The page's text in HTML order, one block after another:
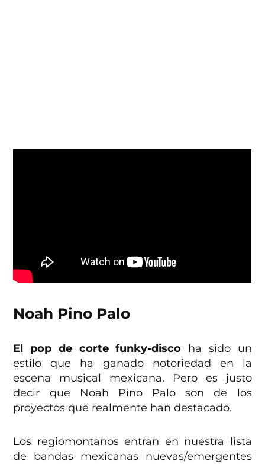
Noah Pino Palo
El pop de corte funky-disco ha sido un
estilo que ha ganado notoriedad en la
escena musical mexicana. Pero es justo
decir que Noah Pino Palo son de los
proyectos que realmente han destacado.
Los regiomontanos entran en nuestra lista
de bandas mexicanas nuevas/emergentes